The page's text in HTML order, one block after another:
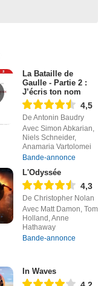
La Bataille de
Gaulle - Partie 2 :
J’écris ton nom
4,5
De Antonin Baudry
Avec Simon Abkarian,
Niels Schneider,
Anamaria Vartolomei
Bande-annonce
L'Odyssée
4,3
De Christopher Nolan
Avec Matt Damon, Tom
Holland, Anne
Hathaway
Bande-annonce
In Waves